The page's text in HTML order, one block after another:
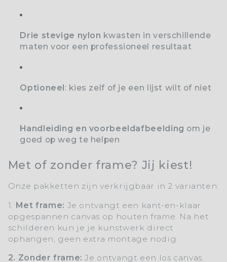
Drie stevige nylon kwasten in verschillende
maten voor een professioneel resultaat
Optioneel: kies zelf of je een lijst wilt of niet
Handleiding en voorbeeldafbeelding om je
goed op weg te helpen
Met of zonder frame? Jij kiest!
Onze pakketten zijn verkrijgbaar in 2 varianten:
1. Met frame: Je ontvangt een kant-en-klaar
opgespannen canvas op houten frame. Na het
schilderen kun je je kunstwerk direct
ophangen, geen extra montage nodig
2. Zonder frame: Je ontvangt een los canvas.